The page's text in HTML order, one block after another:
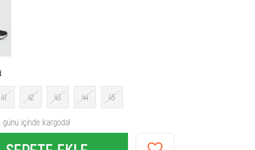
41 42 43 44 45
günü içinde kargoda!